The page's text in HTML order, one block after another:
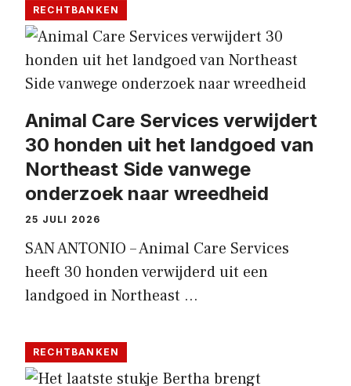
RECHTBANKEN
Animal Care Services verwijdert
30 honden uit het landgoed van
Northeast Side vanwege
onderzoek naar wreedheid
25 JULI 2026
SAN ANTONIO – Animal Care Services
heeft 30 honden verwijderd uit een
landgoed in Northeast …
RECHTBANKEN